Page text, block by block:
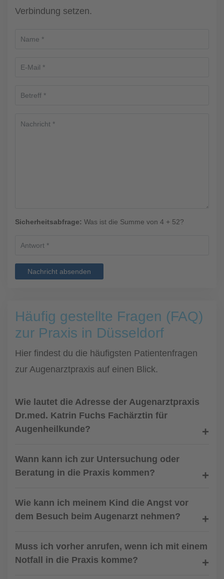
Verbindung setzen.
Sicherheitsabfrage: Was ist die Summe von 4 + 52?
Nachricht absenden
Häufig gestellte Fragen (FAQ)
zur Praxis in Düsseldorf
Hier findest du die häufigsten Patientenfragen
zur Augenarztpraxis auf einen Blick.
Wie lautet die Adresse der Augenarztpraxis
Dr.med. Katrin Fuchs Fachärztin für
Augenheilkunde?
Wann kann ich zur Untersuchung oder
Beratung in die Praxis kommen?
Wie kann ich meinem Kind die Angst vor
dem Besuch beim Augenarzt nehmen?
Muss ich vorher anrufen, wenn ich mit einem
Notfall in die Praxis komme?